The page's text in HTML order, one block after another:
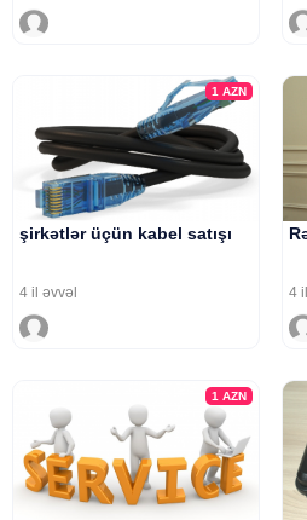
1AZN
şirkətlər üçün kabel satışı
4 il əvvəl 4
1AZN